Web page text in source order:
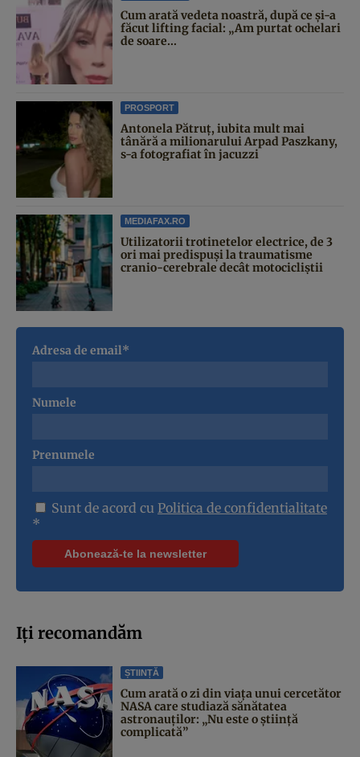
Cum arată vedeta noastră, după ce și-a
făcut lifting facial: „Am purtat ochelari
de soare...
PROSPORT
Antonela Pătruț, iubita mult mai
tânără a milionarului Arpad Paszkany,
s-a fotografiat în jacuzzi
MEDIAFAX.RO
Utilizatorii trotinetelor electrice, de 3
ori mai predispuși la traumatisme
cranio-cerebrale decât motocicliștii
Adresa de email*
Numele
Prenumele
Sunt de acord cu Politica de confidentialitate
*
Iți recomandăm
ȘTIINȚĂ
Cum arată o zi din viața unui cercetător
NASA care studiază sănătatea
astronauților: „Nu este o știință
complicată”